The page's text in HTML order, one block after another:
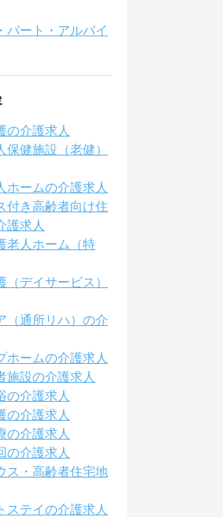
パート・アルバイ
の介護求人
健施設（老健）
ホームの介護求人
付き高齢者向け住
護求人
老人ホーム（特
デイサービス）
（通所リハ）の介
ホームの介護求人
施設の介護求人
の介護求人
の介護求人
の介護求人
の介護求人
ス・高齢者住宅地
ステイの介護求人